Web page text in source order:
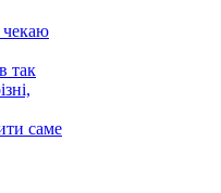
чекаю
так
саме